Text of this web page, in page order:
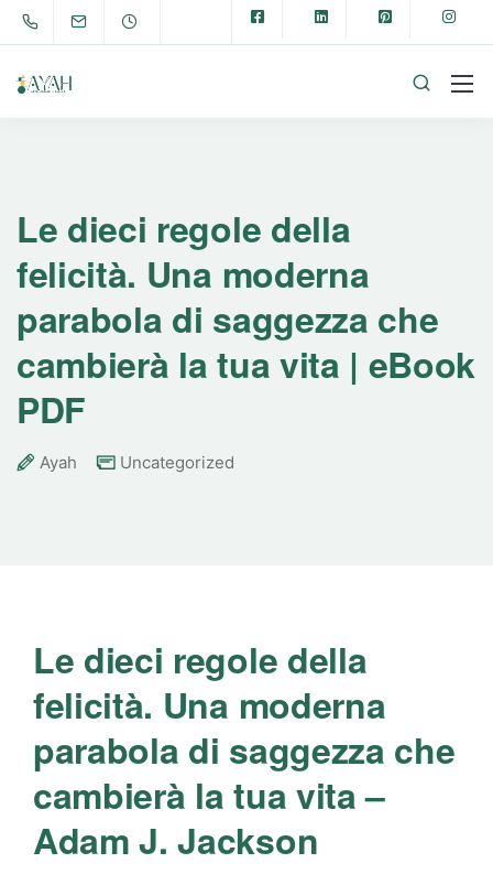
Le dieci regole della
felicità. Una moderna
parabola di saggezza che
cambierà la tua vita | eBook
PDF
Ayah Uncategorized
Le dieci regole della
felicità. Una moderna
parabola di saggezza che
cambierà la tua vita –
Adam J. Jackson